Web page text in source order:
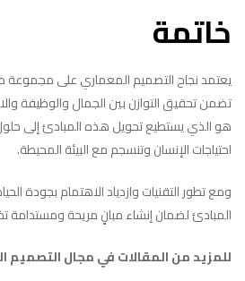
خاتمة
يعتمد نجاح التصميم المعماري على مجموعة
تضمن تحقيق التوازن بين الجمال والوظيفة
هو الذي يستطيع تحويل هذه المبادئ إلى
احتياجات الإنسان وتنسجم مع البيئة المحيطة.
ومع تطور التقنيات وازدياد الاهتمام بجودة
المبادئ لضمان إنشاء مبانٍ مريحة ومستدامة
للمزيد من المقالات في مجال التصميم